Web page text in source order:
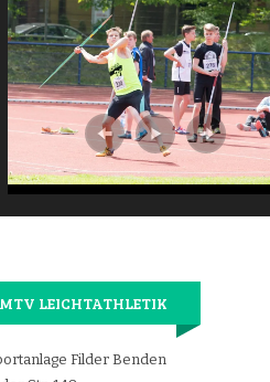
MTV LEICHTATHLETIK
Filder Benden